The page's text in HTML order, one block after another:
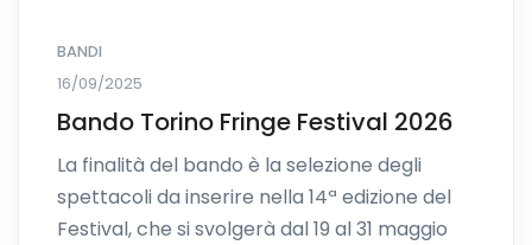
BANDI
16/09/2025
Bando Torino Fringe Festival 2026
La finalità del bando è la selezione degli
spettacoli da inserire nella 14ª edizione del
Festival, che si svolgerà dal 19 al 31 maggio